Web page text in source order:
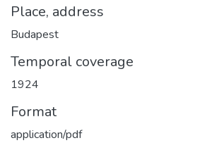
Place, address
Budapest
Temporal coverage
1924
Format
application/pdf